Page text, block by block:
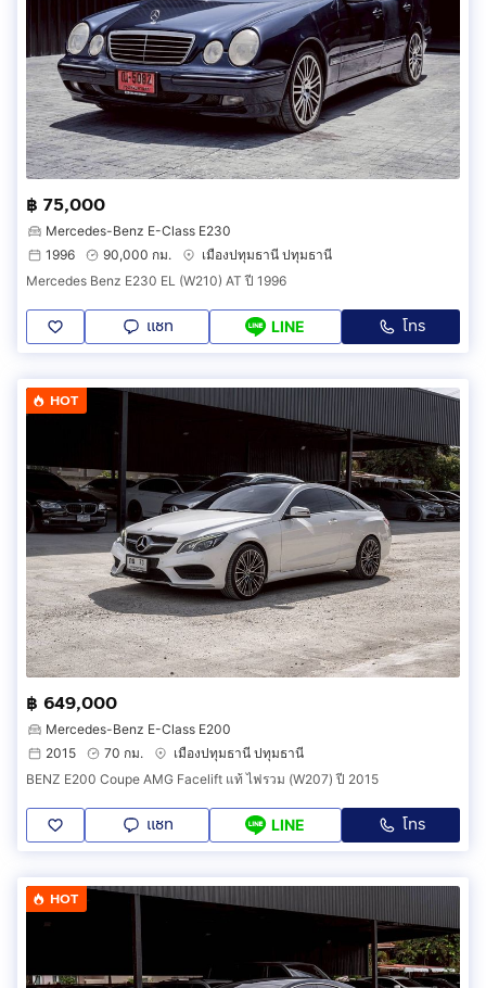
฿ 75,000
Mercedes-Benz E-Class E230
1996
90,000 กม.
เมืองปทุมธานี ปทุมธานี
Mercedes Benz E230 EL (W210) AT ปี 1996
แชท LINE โทร
HOT
฿ 649,000
Mercedes-Benz E-Class E200
2015
70 กม.
เมืองปทุมธานี ปทุมธานี
BENZ E200 Coupe AMG Facelift แท้ ไฟรวม (W207) ปี 2015
แชท LINE โทร
HOT